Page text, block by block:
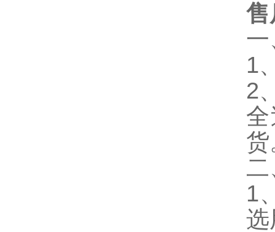
售
1
2
货
1
选